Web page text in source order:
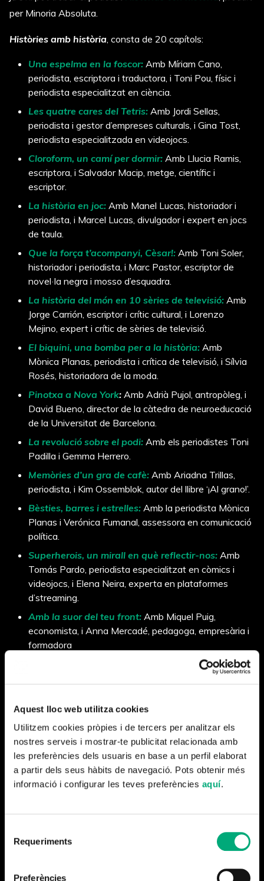
Aquest lloc web utilitza cookies
Utilitzem cookies pròpies i de tercers per analitzar els
nostres serveis i mostrar-te publicitat relacionada amb
les preferències dels usuaris en base a un perfil elaborat
a partir dels seus hàbits de navegació. Pots obtenir més
informació i configurar les teves preferències aquí.
Requeriments
Preferències
per Minoria Absoluta.
Històries amb història , consta de 20 capítols:
Una espelma en la foscor: Amb Míriam Cano,
periodista, escriptora i traductora, i Toni Pou, físic i
periodista especialitzat en ciència.
Les quatre cares del Tetris: Amb Jordi Sellas,
periodista i gestor d’empreses culturals, i Gina Tost,
periodista especialitzada en videojocs.
Cloroform, un camí per dormir: Amb Llucia Ramis,
escriptora, i Salvador Macip, metge, científic i
escriptor.
La història en joc: Amb Manel Lucas, historiador i
periodista, i Marcel Lucas, divulgador i expert en jocs
de taula.
Que la força t’acompanyi, Cèsar!: Amb Toni Soler,
historiador i periodista, i Marc Pastor, escriptor de
novel·la negra i mosso d’esquadra.
La història del món en 10 sèries de televisió: Amb
Jorge Carrión, escriptor i crític cultural, i Lorenzo
Mejino, expert i crític de sèries de televisió.
El biquini, una bomba per a la història: Amb
Mònica Planas, periodista i crítica de televisió, i Sílvia
Rosés, historiadora de la moda.
Pinotxa a Nova York: Amb Adrià Pujol, antropòleg, i
David Bueno, director de la càtedra de neuroeducació
de la Universitat de Barcelona.
La revolució sobre el podi: Amb els periodistes Toni
Padilla i Gemma Herrero.
Memòries d’un gra de cafè: Amb Ariadna Trillas,
periodista, i Kim Ossemblok, autor del llibre ‘¡Al grano!’.
Bèsties, barres i estrelles: Amb la periodista Mònica
Planas i Verónica Fumanal, assessora en comunicació
política.
Superherois, un mirall en què reflectir-nos: Amb
Tomás Pardo, periodista especialitzat en còmics i
videojocs, i Elena Neira, experta en plataformes
d’streaming.
Amb la suor del teu front: Amb Miquel Puig,
economista, i Anna Mercadé, pedagoga, empresària i
formadora
Amb Sergi Pàmies, escriptor, i Juan
i autora de llibres sobre medi ambient, i Sandra
Bestraten, arquitecta i professora universitària.
Ada, nascuda per volar: Amb Josep M. Ganyet,
informàtic i professor universitari, i Pep Martorell, físic i
director del Barcelona Supercomputing Center.
El segon neolític: Amb Genís Roca, arqueòleg i Judit
Nicolás Franco, responsable del departament
d’intel·ligència artificial de Mr. Houston i professor de
la Universitat Politècnica de Madrid, i Marta García